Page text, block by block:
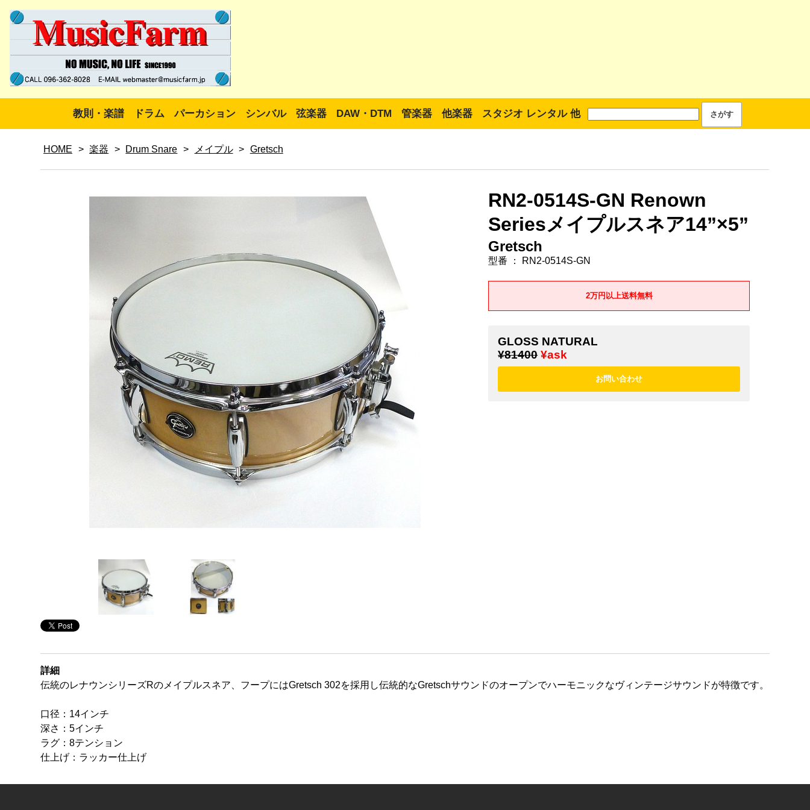
教則・楽譜 ドラム パーカション シンバル 弦楽器 DAW・DTM 管楽器 他楽器 スタジオ レンタル 他
HOME > 楽器 > Drum Snare > メイプル > Gretsch
RN2-0514S-GN Renown
Seriesメイプルスネア14”×5”
Gretsch
型番 ： RN2-0514S-GN
2万円以上送料無料
GLOSS NATURAL
¥81400 ¥ask
詳細
伝統のレナウンシリーズRのメイプルスネア、フープにはGretsch 302を採用し伝統的なGretschサウンドのオープンでハーモニックなヴィンテージサウンドが特徴です。
口径：14インチ
深さ：5インチ
ラグ：8テンション
仕上げ：ラッカー仕上げ